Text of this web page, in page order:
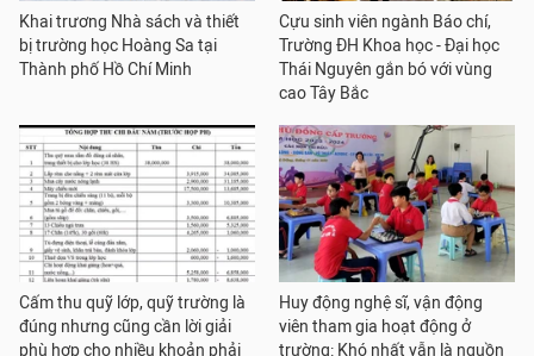
Khai trương Nhà sách và thiết
bị trường học Hoàng Sa tại
Thành phố Hồ Chí Minh
Cựu sinh viên ngành Báo chí,
Trường ĐH Khoa học - Đại học
Thái Nguyên gắn bó với vùng
cao Tây Bắc
Cấm thu quỹ lớp, quỹ trường là
đúng nhưng cũng cần lời giải
phù hợp cho nhiều khoản phải
Huy động nghệ sĩ, vận động
viên tham gia hoạt động ở
trường: Khó nhất vẫn là nguồn